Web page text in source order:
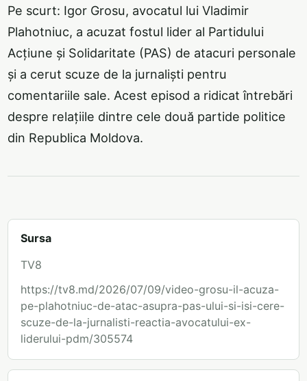
Pe scurt: Igor Grosu, avocatul lui Vladimir
Plahotniuc, a acuzat fostul lider al Partidului
Acțiune și Solidaritate (PAS) de atacuri personale
și a cerut scuze de la jurnaliști pentru
comentariile sale. Acest episod a ridicat întrebări
despre relațiile dintre cele două partide politice
din Republica Moldova.
Sursa
TV8
https://tv8.md/2026/07/09/video-grosu-il-acuza-
pe-plahotniuc-de-atac-asupra-pas-ului-si-isi-cere-
scuze-de-la-jurnalisti-reactia-avocatului-ex-
liderului-pdm/305574